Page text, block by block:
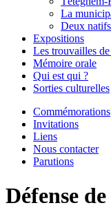
La
Deux
Expositions
Les trouvailles
Mémoire orale
Qui est qui ?
Sorties culturelles
Commémorations
Invitations
Liens
Nous contacter
Parutions
Défense